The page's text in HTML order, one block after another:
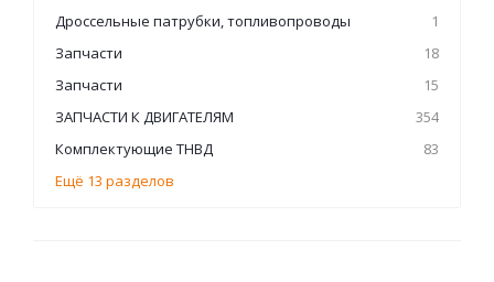
Дроссельные патрубки, топливопроводы
1
Запчасти
18
Запчасти
15
ЗАПЧАСТИ К ДВИГАТЕЛЯМ
354
Комплектующие ТНВД
83
Ещё 13 разделов